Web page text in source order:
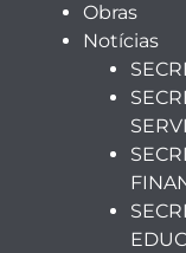
Obras
Notícias